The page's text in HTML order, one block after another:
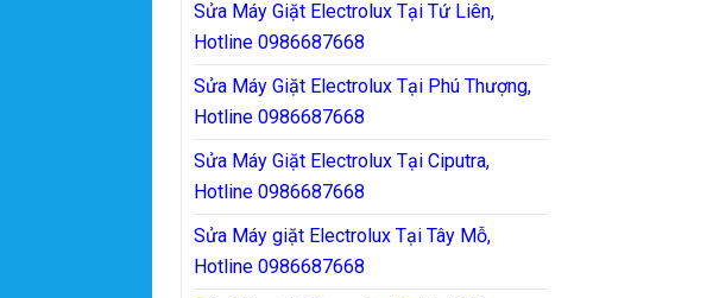
Sửa Máy Giặt Electrolux Tại Tứ Liên,
Hotline 0986687668
Sửa Máy Giặt Electrolux Tại Phú Thượng,
Hotline 0986687668
Sửa Máy Giặt Electrolux Tại Ciputra,
Hotline 0986687668
Sửa Máy giặt Electrolux Tại Tây Mỗ,
Hotline 0986687668